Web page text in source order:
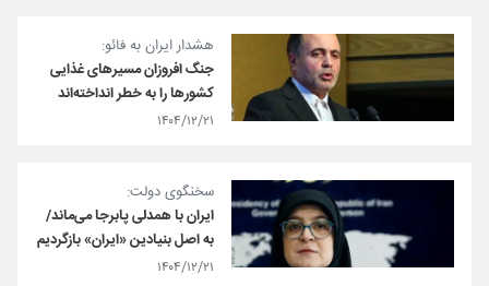
هشدار ایران به فائو:
جنگ افروزان مسیرهای غذایی
کشورها را به خطر انداخته‌اند
۱۴۰۴/۱۲/۲۱
سخنگوی دولت:
ایران با همدلی پابرجا می‌ماند/
به اصل بنیادین «ایران» بازگردیم
۱۴۰۴/۱۲/۲۱